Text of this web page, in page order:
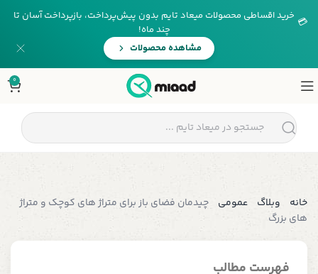
💳 خرید اقساطی محصولات میعاد تایم بدون پیش‌پرداخت، بازپرداخت آسان تا
چند ماه!
مشاهده محصولات
0
خانه وبلاگ عمومی
چیدمان فضای باز برای متراژ های کوچک و متراژ
های بزرگ
فهرست مطالب